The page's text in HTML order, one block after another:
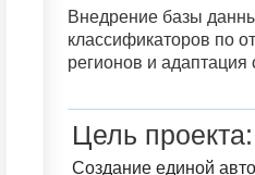
Внедрение базы
классификаторов по
регионов и
Цель проекта:
Создание единой